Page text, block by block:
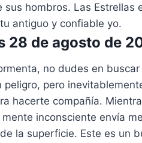
hombros. Las Estrellas
antiguo y confiable yo.
28 de agosto de
no dudes en
pero
hacerte compañía.
inconsciente envía
la superficie. Este es un